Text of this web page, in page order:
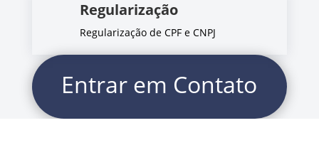
Regularização
Regularização de CPF e CNPJ
Entrar em Contato